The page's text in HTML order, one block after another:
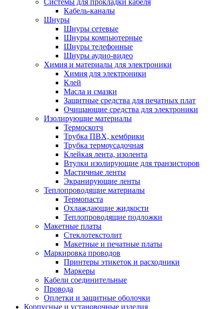
Кабель-каналы
Шнуры
Шнуры сетевые
Шнуры компьютерные
Шнуры телефонные
Шнуры аудио-видео
Химия и материалы для электроники
Химия для электроники
Клей
Масла и смазки
Защитные средства для печатных плат
Очищающие средства для электроники
Изолирующие материалы
Термоскотч
Трубка ПВХ, кембрики
Трубка термоусадочная
Клейкая лента, изолента
Втулки изолирующие для транзисторов
Мастичные ленты
Экранирующие ленты
Теплопроводящие материалы
Термопаста
Охлаждающие жидкости
Теплопроводящие подложки
Макетные платы
Стеклотекстолит
Макетные и печатные платы
Маркировка проводов
Принтеры этикеток и расходники
Маркеры
Кабели соединительные
Провода
Оплетки и защитные оболочки
Корпусные и установочные изделия